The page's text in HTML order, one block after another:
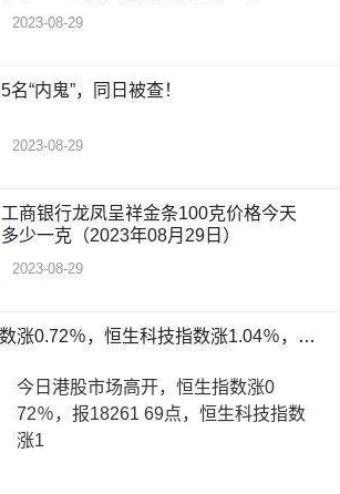
2023-08-29
5名“内鬼”，同日被查！
2023-08-29
工商银行龙凤呈祥金条100克价格今天
多少一克（2023年08月29日）
2023-08-29
港股开盘：恒生指数涨0.72％，恒生科技指数涨1.04％，科网股多数上涨
今日港股市场高开，恒生指数涨0
72％，报18261 69点，恒生科技指数
涨1